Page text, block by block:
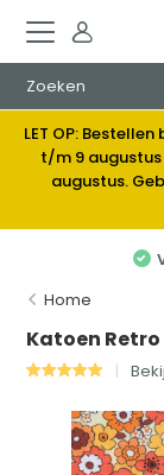
LET OP:
t/m 9 augustus
augustus.
Home
Katoen